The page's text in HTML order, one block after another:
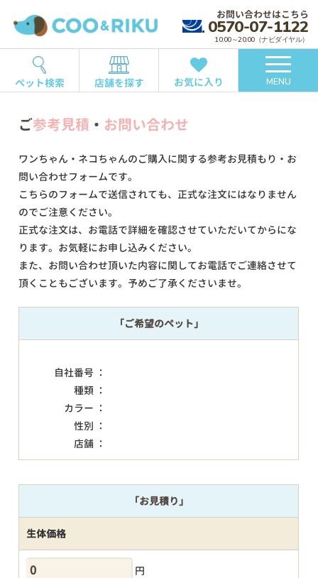
お問い合わせはこちら
0570-07-1122
10:00～20:00（ナビダイヤル）
ペット検索 店舗を探す お気に入り MENU
ご参考見積 ・ お問い合わせ
ワンちゃん・ネコちゃんのご購入に関する参考お見積もり・お
問い合わせフォームです。
こちらのフォームで送信されても、正式な注文にはなりません
のでご注意ください。
正式な注文は、お電話で詳細を確認させていただいてからにな
ります。お気軽にお申し込みください。
また、お問い合わせ頂いた内容に関してお電話でご連絡させて
頂くこともございます。予めご了承くださいませ。
「ご希望のペット」
自社番号 ：
種類 ：
カラー ：
性別 ：
店舗 ：
「お見積り」
生体価格
円